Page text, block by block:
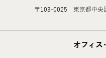
〒103-0025 東京都中央
オフィス